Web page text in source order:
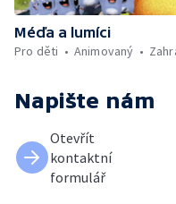
Méďa a lumíci
Pro děti
Animovaný
Napište nám
Otevřít
kontaktní
formulář